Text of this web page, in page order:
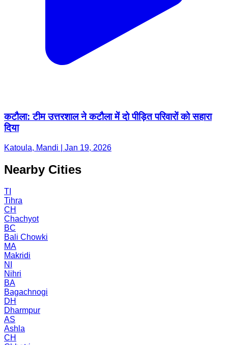
कटौला: टीम उत्तरशाल ने कटौला में दो पीड़ित परिवारों को सहारा
दिया
Katoula, Mandi | Jan 19, 2026
Nearby Cities
TI
Tihra
CH
Chachyot
BC
Bali Chowki
MA
Makridi
NI
Nihri
BA
Bagachnogi
DH
Dharmpur
AS
Ashla
CH